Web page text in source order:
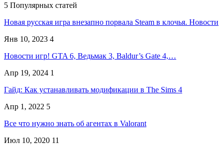
5 Популярных статей
Новая русская игра внезапно порвала Steam в клочья. Новости
Янв 10, 2023 4
Новости игр! GTA 6, Ведьмак 3, Baldur’s Gate 4,…
Апр 19, 2024 1
Гайд: Как устанавливать модификации в The Sims 4
Апр 1, 2022 5
Все что нужно знать об агентах в Valorant
Июл 10, 2020 11